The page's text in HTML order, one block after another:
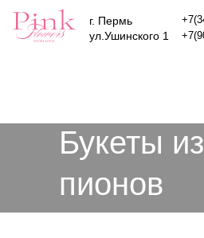
+7(902)832-76-
ул.Ушинского 1
Букеты из
пионов